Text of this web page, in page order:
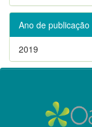
Ano de publicação
2019